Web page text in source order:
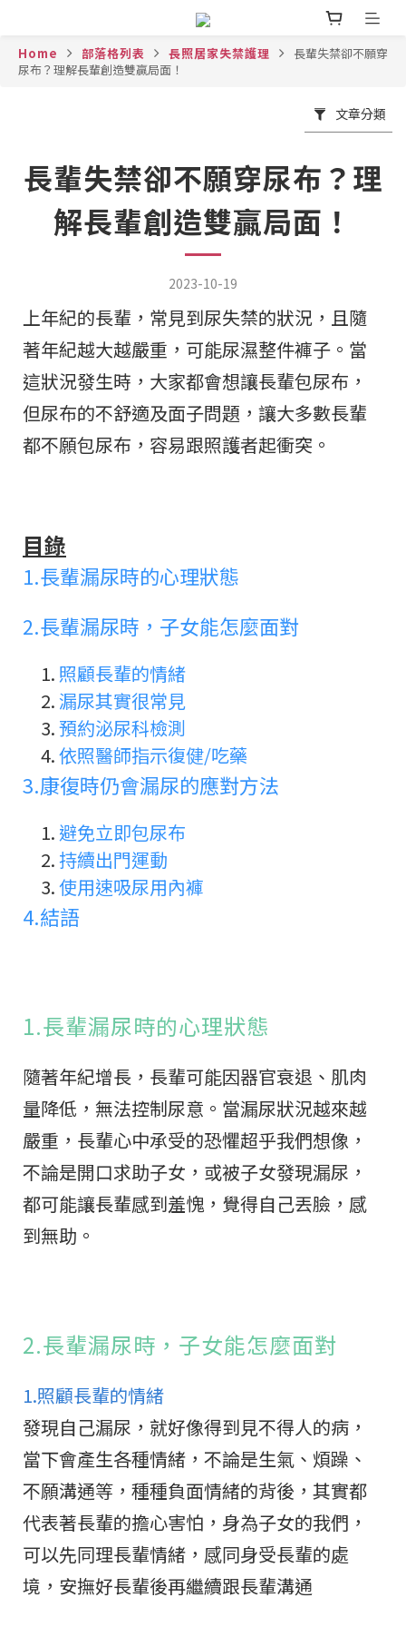
Home 部落格列表 長照居家失禁護理
長輩失禁卻不願穿
尿布？理解長輩創造雙贏局面！
文章分類
長輩失禁卻不願穿尿布？理
解長輩創造雙贏局面！
2023-10-19
上年紀的長輩，常見到尿失禁的狀況，且隨
著年紀越大越嚴重，可能尿濕整件褲子。當
這狀況發生時，大家都會想讓長輩包尿布，
但尿布的不舒適及面子問題，讓大多數長輩
都不願包尿布，容易跟照護者起衝突。
目錄
1.長輩漏尿時的心理狀態
2.長輩漏尿時，子女能怎麼面對
照顧長輩的情緒
漏尿其實很常見
預約泌尿科檢測
依照醫師指示復健/吃藥
3.康復時仍會漏尿的應對方法
避免立即包尿布
持續出門運動
使用速吸尿用內褲
4.結語
1.長輩漏尿時的心理狀態
隨著年紀增長，長輩可能因器官衰退、肌肉
量降低，無法控制尿意。當漏尿狀況越來越
嚴重，長輩心中承受的恐懼超乎我們想像，
不論是開口求助子女，或被子女發現漏尿，
都可能讓長輩感到羞愧，覺得自己丟臉，感
到無助。
2.長輩漏尿時，子女能怎麼面對
1.照顧長輩的情緒
發現自己漏尿，就好像得到見不得人的病，
當下會產生各種情緒，不論是生氣、煩躁、
不願溝通等，種種負面情緒的背後，其實都
代表著長輩的擔心害怕，身為子女的我們，
可以先同理長輩情緒，感同身受長輩的處
境，安撫好長輩後再繼續跟長輩溝通